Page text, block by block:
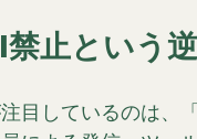
止という
目しているのは、